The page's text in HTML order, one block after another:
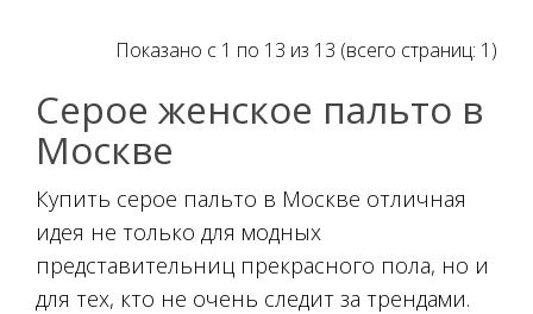
Показано с 1 по 13 из 13 (всего страниц: 1)
Серое женское пальто в
Москве
Купить серое пальто в Москве отличная
идея не только для модных
представительниц прекрасного пола, но и
для тех, кто не очень следит за трендами.